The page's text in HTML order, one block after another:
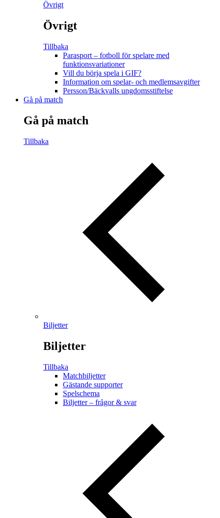
Övrigt
Övrigt
Tillbaka
Parasport – fotboll för spelare med
funktionsvariationer
Vill du börja spela i GIF?
Information om spelar- och medlemsavgifter
Persson/Bäckvalls ungdomsstiftelse
Gå på match
Gå på match
Tillbaka
Biljetter
Biljetter
Tillbaka
Matchbiljetter
Gästande supporter
Spelschema
Biljetter – frågor & svar